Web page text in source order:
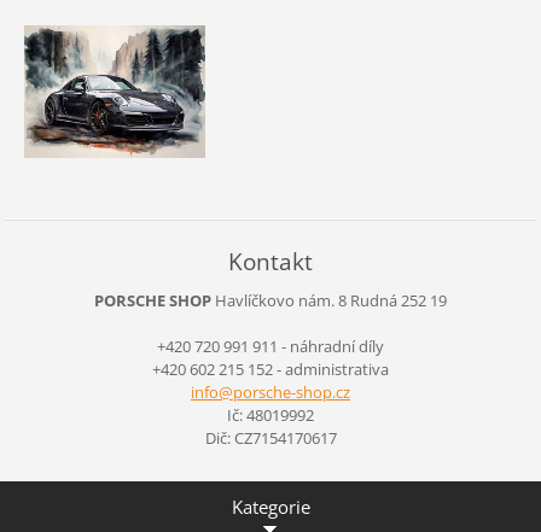
Kontakt
PORSCHE SHOP Havlíčkovo nám. 8 Rudná 252 19
+420 720 991 911 - náhradní díly
+420 602 215 152 - administrativa
info@porsche-shop.cz
Ič: 48019992
Dič: CZ7154170617
Kategorie